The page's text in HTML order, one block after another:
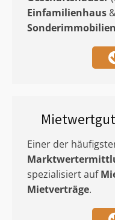
Einfamilienhaus
Sonderimmobilien
Einer der
spezialisiert auf
Mietverträge.